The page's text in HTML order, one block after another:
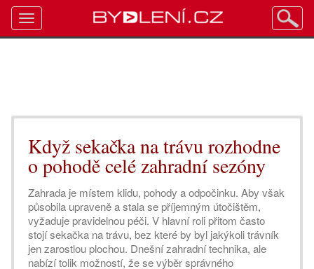
Když sekačka na trávu rozhodne
o pohodě celé zahradní sezóny
Zahrada je místem klidu, pohody a odpočinku. Aby však
působila upraveně a stala se příjemným útočištěm,
vyžaduje pravidelnou péči. V hlavní roli přitom často
stojí sekačka na trávu, bez které by byl jakýkoli trávník
jen zarostlou plochou. Dnešní zahradní technika, ale
nabízí tolik možností, že se výběr správného
Toggle
navigation